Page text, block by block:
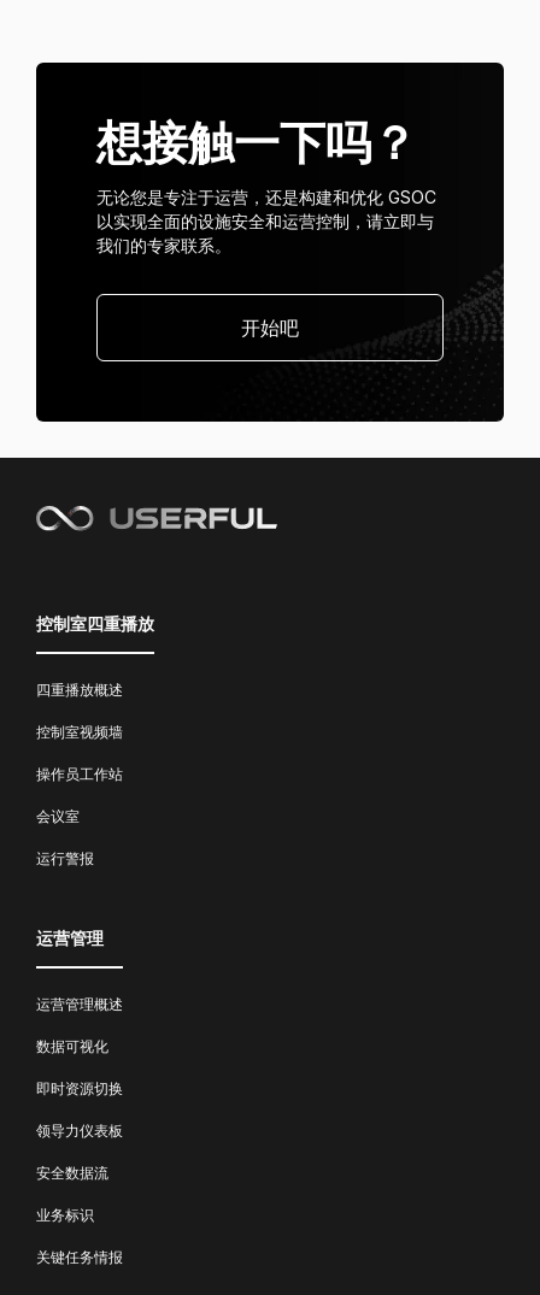
想接触一下吗？
无论您是专注于运营，还是构建和优化 GSOC
以实现全面的设施安全和运营控制，请立即与
我们的专家联系。
开始吧
控制室四重播放
四重播放概述
控制室视频墙
操作员工作站
会议室
运行警报
运营管理
运营管理概述
数据可视化
即时资源切换
领导力仪表板
安全数据流
业务标识
关键任务情报